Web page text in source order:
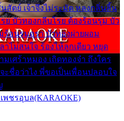
สัตย์ เจ้าจึงไม่ระมัด หลงกลิ่นลิ้น
ย บัวทองกลีบโรย ต้องร้อนรุม บัว
อนรุมอุรา บัวทองผ่ายผอม
าไม่สนใจ ร้องไห้ลูกเดียว หยุด
มเศร้าหมอง เถิดทองจ๋า ถึงใคร
จะชื่อว่าไง พี่ขอเป็นเพื่อนปลอบใจ
พชรอุบล(KARAOKE)